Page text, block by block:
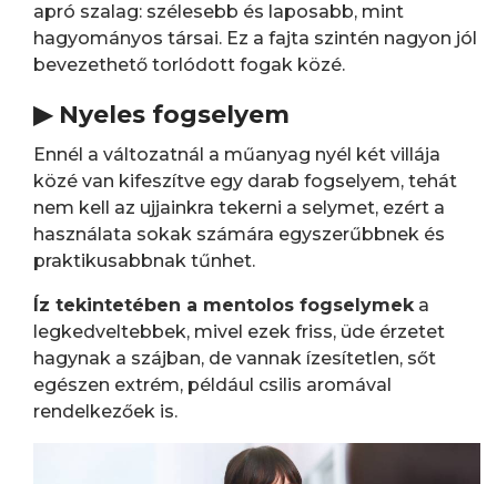
apró szalag: szélesebb és laposabb, mint
hagyományos társai. Ez a fajta szintén nagyon jól
bevezethető torlódott fogak közé.
▶ Nyeles fogselyem
Ennél a változatnál a műanyag nyél két villája
közé van kifeszítve egy darab fogselyem, tehát
nem kell az ujjainkra tekerni a selymet, ezért a
használata sokak számára egyszerűbbnek és
praktikusabbnak tűnhet.
Íz tekintetében a mentolos fogselymeka
legkedveltebbek, mivel ezek friss, üde érzetet
hagynak a szájban, de vannak ízesítetlen, sőt
egészen extrém, például csilis aromával
rendelkezőek is.